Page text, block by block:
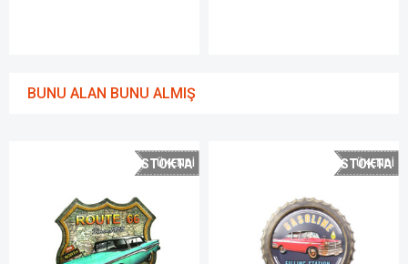
BUNU ALAN BUNU ALMIŞ
STOKTA
STOKTA